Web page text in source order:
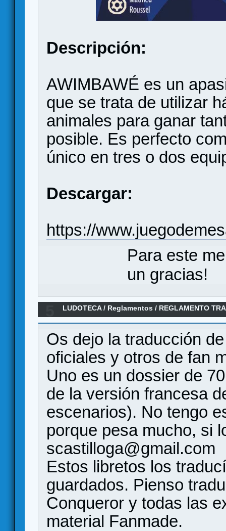
Descripción:
AWIMBAWÉ es un
que se trata de utilizar
animales para ganar
posible. Es perfecto
único en tres o dos
Descargar:
https://
Para este
un gracias!
LUDOTECA/ Reglamentos / REGLAMENTO
Os dejo la traducción
oficiales y otros de fan
Uno es un dossier de
de la versión francesa
escenarios). No tengo
porque pesa mucho, si
scastilloga@gmail.com
Estos libretos los
guardados. Pienso
Conqueror y todas las
material Fanmade.